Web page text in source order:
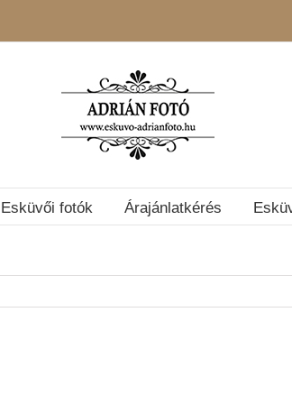
Esküvői fotók Árajánlatkérés